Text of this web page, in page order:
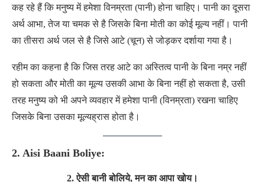
कह रहे हैं कि मनुष्य में हमेशा विनम्रता (पानी) होना चाहिए। पानी का दूसरा
अर्थ आभा, तेज या चमक से है जिसके बिना मोती का कोई मूल्य नहीं। पानी
का तीसरा अर्थ जल से है जिसे आटे (चून) से जोड़कर दर्शाया गया है।
रहीम का कहना है कि जिस तरह आटे का अस्तित्व पानी के बिना नम्र नहीं
हो सकता और मोती का मूल्य उसकी आभा के बिना नहीं हो सकता है, उसी
तरह मनुष्य को भी अपने व्यवहार में हमेशा पानी (विनम्रता) रखना चाहिए
जिसके बिना उसका मूल्यह्रास होता है।
2. Aisi Baani Boliye:
2. ऐसी बानी बोलिये, मन का आपा खोय।